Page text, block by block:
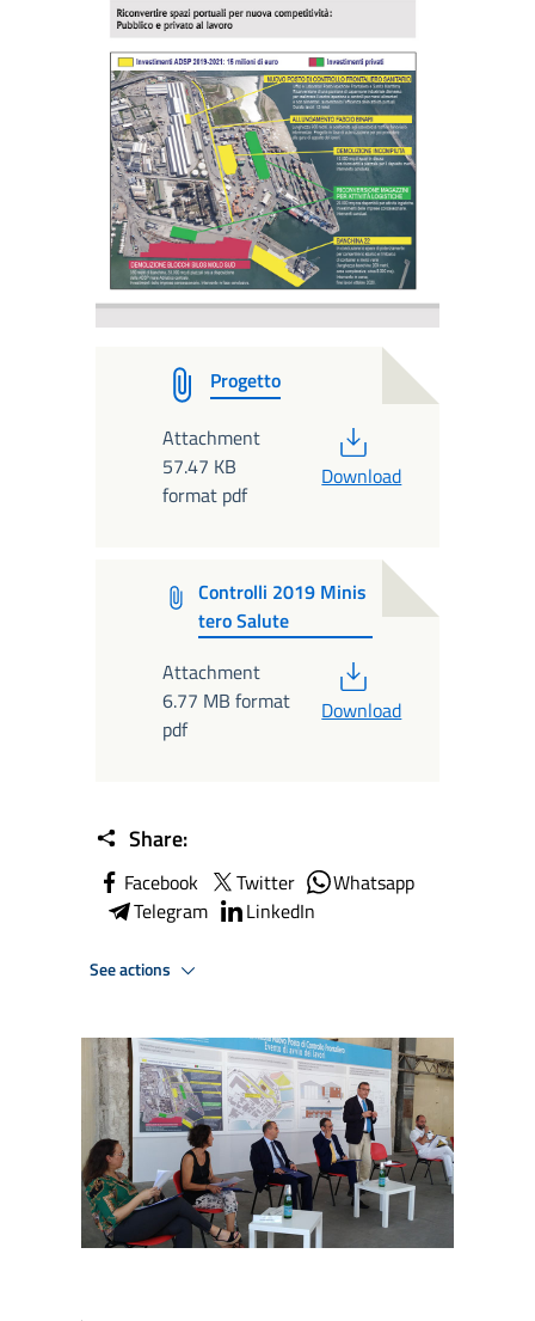
Progetto
Attachment
57.47 KB
format pdf
Download
Controlli 2019 Minis
tero Salute
Attachment
6.77 MB format
pdf
Download
Share:
Facebook Twitter
Whatsapp
Telegram
LinkedIn
See actions